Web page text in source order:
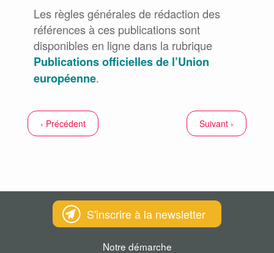
Les règles générales de rédaction des
références à ces publications sont
disponibles en ligne dans la rubrique
Publications officielles de l’Union
européenne.
‹ Précédent Suivant ›
S'inscrire à la newsletter
Notre démarche